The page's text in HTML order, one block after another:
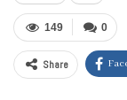
0
149
Share